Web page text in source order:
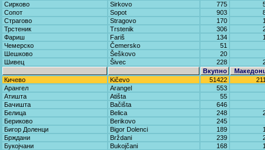
Сирково
Sirkovo 775
Сопот
Sopot 903
Страгово
Stragovo 170
Трстеник
Trstenik 306
Фариш
Fariš 134
Чемерско
Čemersko
51
Шешково
Šeškovo
20
Шивец
Šivec 228
Вкупно
Кичево
Kičevo 51422
Арангел
Arangel
553
Атишта
Atišta
55
Бачишта
Bačišta
646
Белица
Belica 248
Бериково
Berikovo
245
Бигор Доленци
Bigor Dolenci 189
Брждани
Brždani 239
Букојчани
Bukojčani 168